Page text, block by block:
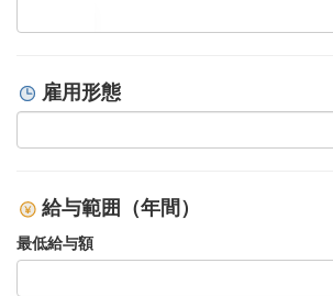
雇用形態
給与範囲（年間）
最低給与額